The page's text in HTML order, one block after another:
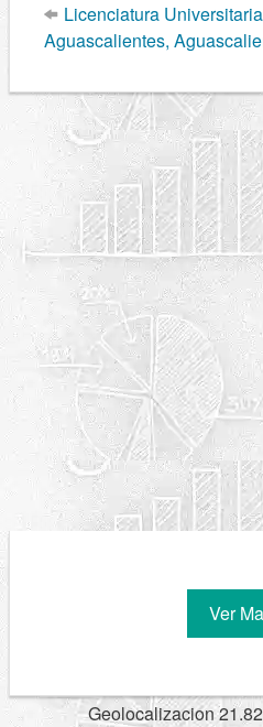
Licenciatura
Aguascalientes,
Ver
Geolocalizacion